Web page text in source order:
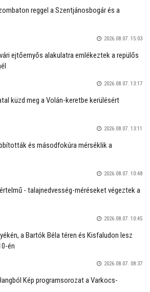
reggel a Szentjánosbogár és a
2026.08.07. 15:03
ejtőernyős alakulatra emlékeztek a repülős
2026.08.07. 13:17
küzd meg a Volán-keretbe kerülésért
2026.08.07. 13:11
és másodfokúra mérséklik a
2026.08.07. 10:48
- talajnedvesség-méréseket végeztek a
2026.08.07. 10:45
a Bartók Béla téren és Kisfaludon lesz
én
2026.08.07. 08:37
Kép programsorozat a Varkocs-